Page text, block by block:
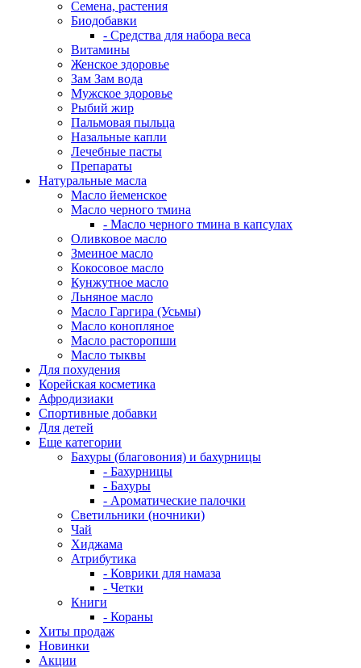
Семена, растения
Биодобавки
- Средства для набора веса
Витамины
Женское здоровье
Зам Зам вода
Мужское здоровье
Рыбий жир
Пальмовая пыльца
Назальные капли
Лечебные пасты
Препараты
Натуральные масла
Масло йеменское
Масло черного тмина
- Масло черного тмина в капсулах
Оливковое масло
Змеиное масло
Кокосовое масло
Кунжутное масло
Льняное масло
Масло Гаргира (Усьмы)
Масло конопляное
Масло расторопши
Масло тыквы
Для похудения
Корейская косметика
Афродизиаки
Спортивные добавки
Для детей
Еще категории
Бахуры (благовония) и бахурницы
- Бахурницы
- Бахуры
- Ароматические палочки
Светильники (ночники)
Чай
Хиджама
Атрибутика
- Коврики для намаза
- Четки
Книги
- Кораны
Хиты продаж
Новинки
Акции